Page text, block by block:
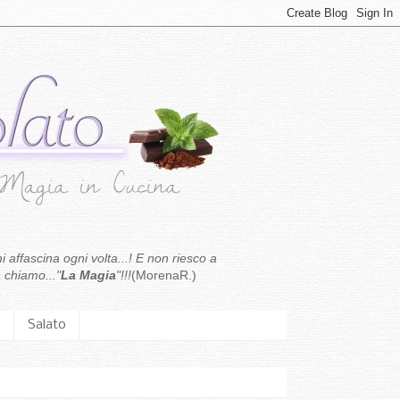
affascina ogni volta...! E non riesco a
chiamo..."La Magia"!!!(MorenaR.)
Salato